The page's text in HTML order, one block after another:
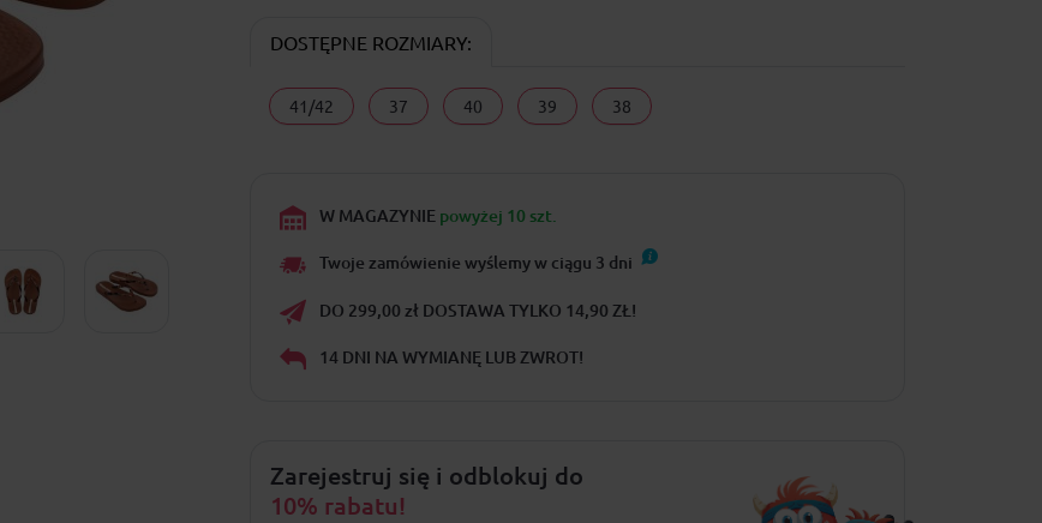
DOSTĘPNE ROZMIARY:
41/42 37 40 39 38
W MAGAZYNIE powyżej 10 szt.
Twoje zamówienie wyślemy w ciągu 3 dni
DO 299,00 zł DOSTAWA TYLKO 14,90 ZŁ!
14 DNI NA WYMIANĘ LUB ZWROT!
Zarejestruj się i odblokuj do
10% rabatu!